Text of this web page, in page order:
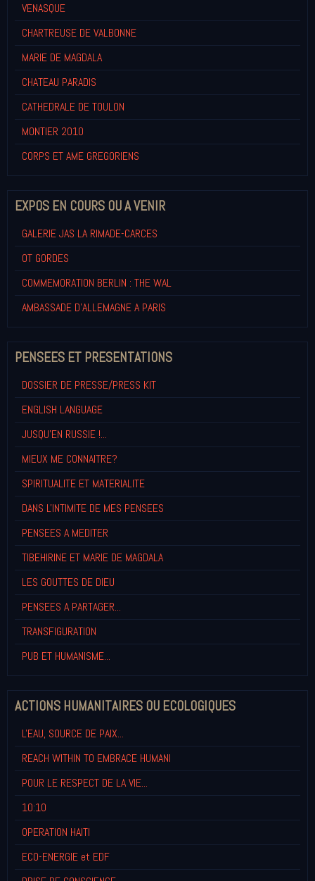
VENASQUE
CHARTREUSE DE VALBONNE
MARIE DE MAGDALA
CHATEAU PARADIS
CATHEDRALE DE TOULON
MONTIER 2010
CORPS ET AME GREGORIENS
EXPOS EN COURS OU A VENIR
GALERIE JAS LA RIMADE-CARCES
OT GORDES
COMMEMORATION BERLIN : THE WAL
AMBASSADE D'ALLEMAGNE A PARIS
PENSEES ET PRESENTATIONS
DOSSIER DE PRESSE/PRESS KIT
ENGLISH LANGUAGE
JUSQU'EN RUSSIE !...
MIEUX ME CONNAITRE?
SPIRITUALITE ET MATERIALITE
DANS L'INTIMITE DE MES PENSEES
PENSEES A MEDITER
TIBEHIRINE ET MARIE DE MAGDALA
LES GOUTTES DE DIEU
PENSEES A PARTAGER...
TRANSFIGURATION
PUB ET HUMANISME...
ACTIONS HUMANITAIRES OU ECOLOGIQUES
L'EAU, SOURCE DE PAIX...
REACH WITHIN TO EMBRACE HUMANI
POUR LE RESPECT DE LA VIE...
10:10
OPERATION HAITI
ECO-ENERGIE et EDF